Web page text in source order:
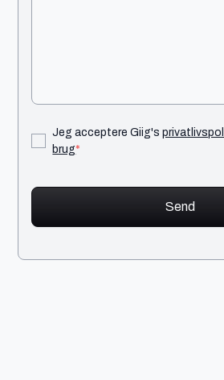
Jeg acceptere Giig's
brug*